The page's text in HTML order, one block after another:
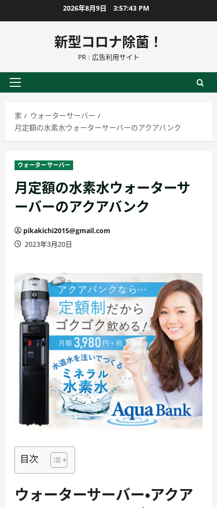
ン
に
2026年8月9日 3:57:44 PM
新型コロナ除菌！
PR : 広告利用サイト
プ
イ
マ
メ
ニ
ュ
ー
家
ウォーターサーバー
月定額の水素水ウォーターサーバーのアクアバンク
ウォーターサーバー
月定額の水素水ウォーターサ
ーバーのアクアバンク
pikakichi2015@gmail.com
2023年3月20日
目次
ウォーターサーバー・アクア